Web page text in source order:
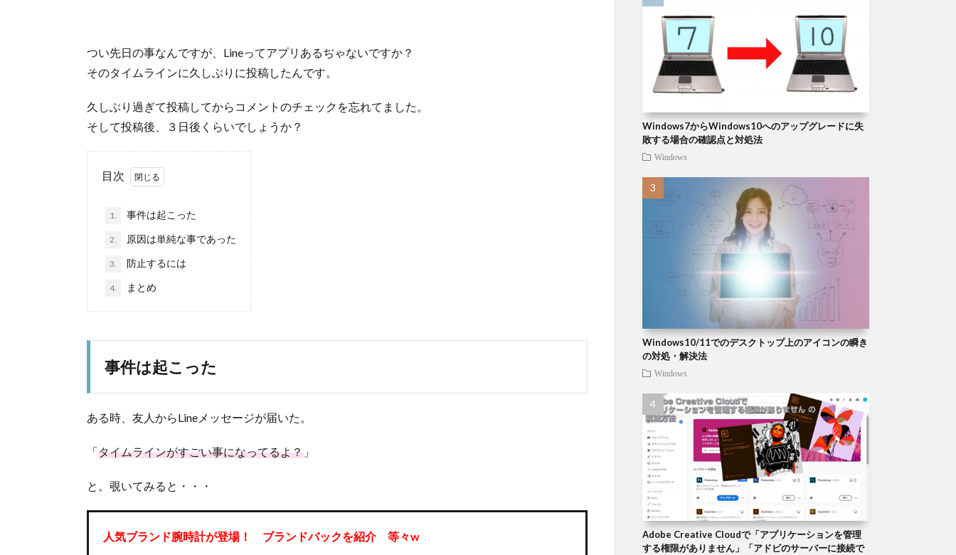
つい先日の事なんですが、Lineってアプリあるぢゃないですか？
そのタイムラインに久しぶりに投稿したんです。
久しぶり過ぎて投稿してからコメントのチェックを忘れてました。
そして投稿後、３日後くらいでしょうか？
目次
1. 事件は起こった
2. 原因は単純な事であった
3. 防止するには
4. まとめ
事件は起こった
ある時、友人からLineメッセージが届いた。
「タイムラインがすごい事になってるよ？ 」
と。覗いてみると・・・
人気ブランド腕時計が登場！ ブランドバックを紹介 等々w
Windows7からWindows10へのアップグレードに失
敗する場合の確認点と対処法
Windows
Windows10/11でのデスクトップ上のアイコンの瞬き
の対処・解決法
Windows
Adobe Creative Cloudで「アプリケーションを管理
する権限がありません」「アドビのサーバーに接続で